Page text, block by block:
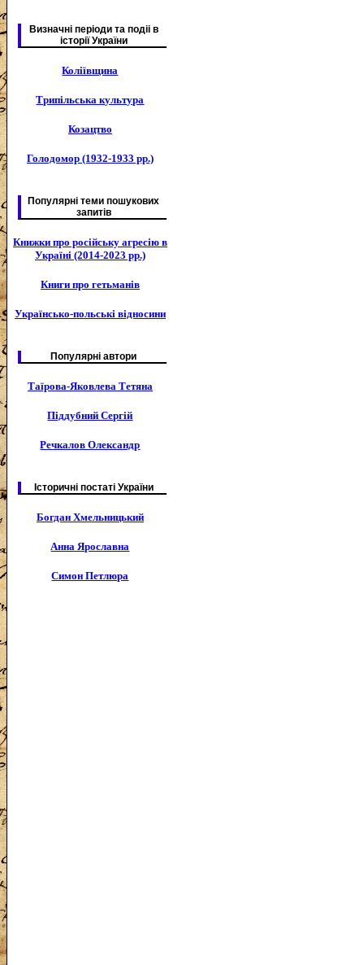
Визначні періоди та подіі в
історії України
Коліївщина
Трипільська культура
Козацтво
Голодомор (1932-1933 рр.)
Популярні теми пошукових
запитів
Книжки про російську агресію в
Україні (2014-2023 рр.)
Книги про гетьманів
Українсько-польські відносини
Популярні автори
Таїрова-Яковлева Тетяна
Піддубний Сергій
Речкалов Олександр
Історичні постаті України
Богдан Хмельницький
Анна Ярославна
Симон Петлюра